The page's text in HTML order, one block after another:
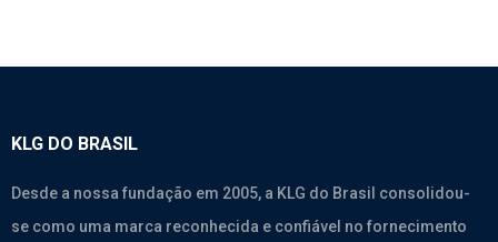
KLG DO BRASIL
Desde a nossa fundação em 2005, a KLG do Brasil consolidou-
se como uma marca reconhecida e confiável no fornecimento